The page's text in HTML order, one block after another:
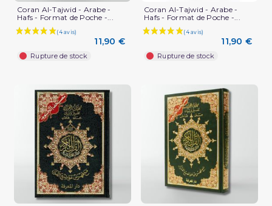
Coran Al-Tajwid - Arabe -
Hafs - Format de Poche -...
11,90 €
Rupture de stock
Coran Al-Tajwid - Arabe -
Hafs - Format de Poche -...
11,90 €
Rupture de stock